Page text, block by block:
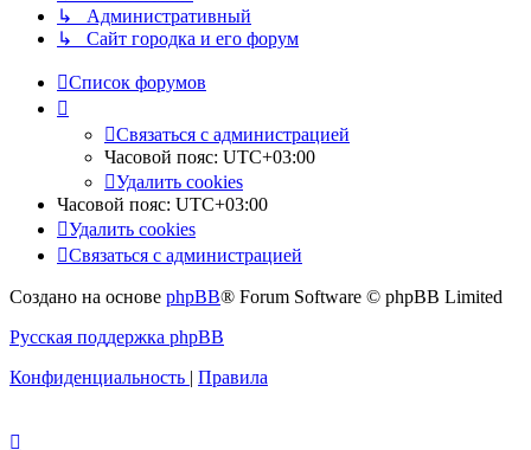
↳ Административный
↳ Сайт городка и его форум
Список форумов
Связаться с администрацией
Часовой пояс: UTC+03:00
Удалить cookies
Часовой пояс: UTC+03:00
Удалить cookies
Связаться с администрацией
Создано на основе phpBB® Forum Software © phpBB Limited
Русская поддержка phpBB
Конфиденциальность | Правила